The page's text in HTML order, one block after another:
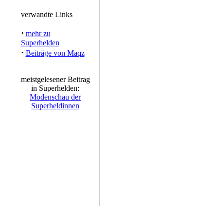
verwandte Links
· mehr zu
Superhelden
· Beiträge von Maqz
meistgelesener Beitrag
in Superhelden:
Modenschau der
Superheldinnen